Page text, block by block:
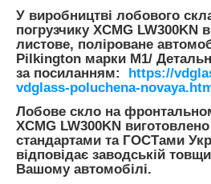
У виробництві лобового
погрузчику XCMG LW300KN
листове, поліроване
Pilkington марки М1/
за посиланням: https://
vdglass-poluchena-
Лобове скло на
XCMG LW300KN
стандартами та ГОСТами
відповідає заводській
Вашому автомобілі.